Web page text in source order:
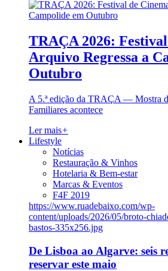
TRAÇA 2026:
Arquivo Regressa a
Outubro
A 5.ª edição da TRAÇA — Mostra
Familiares acontece
Ler mais+
Lifestyle
Notícias
Restauração & Vinhos
Hotelaria & Bem-estar
Marcas & Eventos
F4F 2019
https://www.ruadebaixo.com/wp-
content/uploads/2026/05/broto-
bastos-335x256.jpg
De Lisboa ao Algarve: seis
reservar este maio